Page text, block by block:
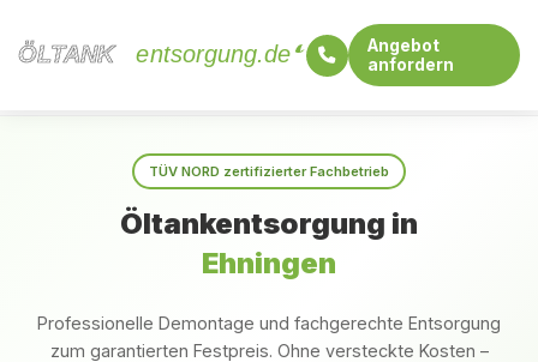
ÖLTANK
ÖLTANK entsorgung.de
Angebot
anfordern
TÜV NORD zertifizierter Fachbetrieb
Öltankentsorgung in
Ehningen
Professionelle Demontage und fachgerechte Entsorgung
zum garantierten Festpreis. Ohne versteckte Kosten –